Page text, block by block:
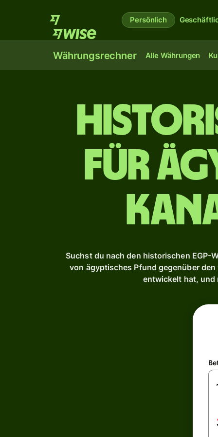
Persönlich
Währungsrechner Alle Währungen
für
Suchst du nach den historischen EGP-
von ägyptisches Pfund gegenüber
entwickelt hat, und